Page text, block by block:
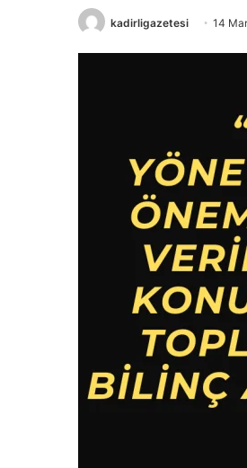
kadirligazetesi 14